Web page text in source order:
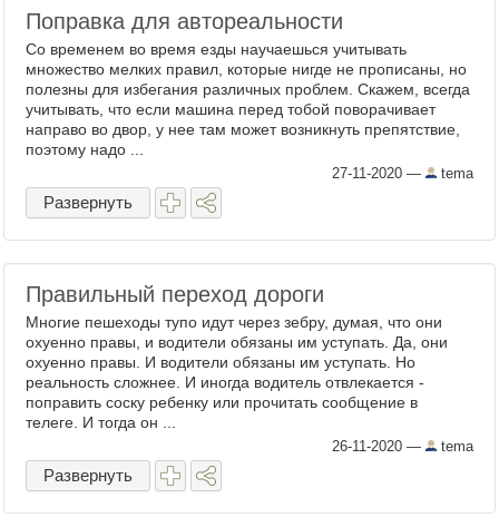
Поправка для автореальности
Со временем во время езды научаешься учитывать
множество мелких правил, которые нигде не прописаны, но
полезны для избегания различных проблем. Скажем, всегда
учитывать, что если машина перед тобой поворачивает
направо во двор, у нее там может возникнуть препятствие,
поэтому надо ...
27-11-2020 — tema
Развернуть
Правильный переход дороги
Многие пешеходы тупо идут через зебру, думая, что они
охуенно правы, и водители обязаны им уступать. Да, они
охуенно правы. И водители обязаны им уступать. Но
реальность сложнее. И иногда водитель отвлекается -
поправить соску ребенку или прочитать сообщение в
телеге. И тогда он ...
26-11-2020 — tema
Развернуть